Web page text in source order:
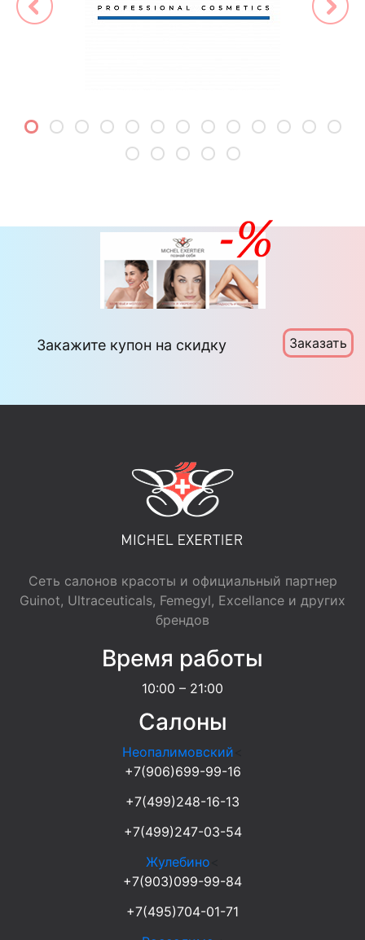
Закажите купон на скидку Заказать
Сеть салонов красоты и официальный партнер
Guinot, Ultraceuticals, Femegyl, Excellance и других
брендов
Время работы
10:00 – 21:00
Салоны
Неопалимовский
+7(906)699-99-16
+7(499)248-16-13
+7(499)247-03-54
Жулебино
+7(903)099-99-84
+7(495)704-01-71